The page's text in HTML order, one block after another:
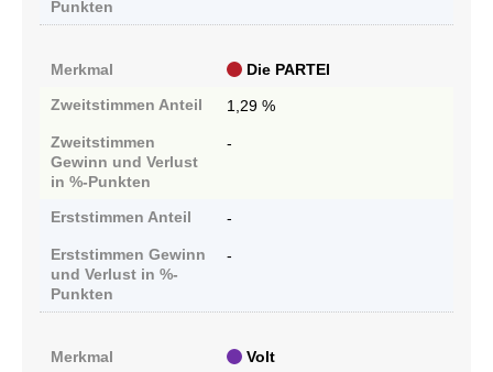
Punkten
Merkmal
Die PARTEI
Zweitstimmen Anteil 1,29 %
Zweitstimmen
Gewinn und Verlust
in %-Punkten
-
Erststimmen Anteil -
Erststimmen Gewinn
und Verlust in %-
Punkten
-
Merkmal
Volt